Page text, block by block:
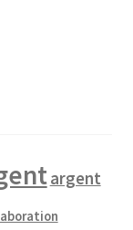
argent